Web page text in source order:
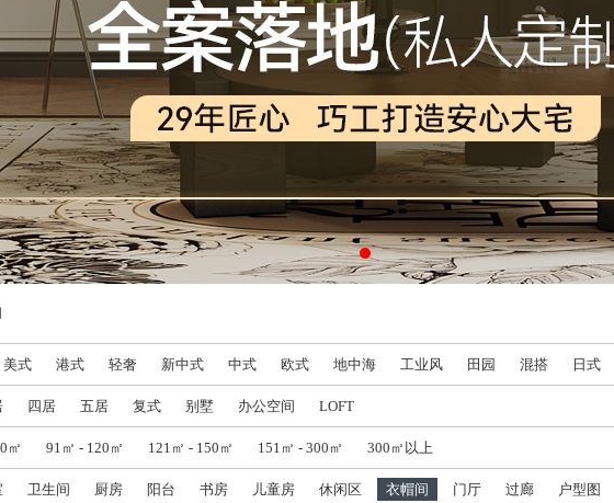
美式 港式 轻奢 新中式 中式 欧式 地中海 工业风 田园 混搭 日式
四居 五居 复式 别墅 办公空间 LOFT
㎡ 91㎡ - 120㎡ 121㎡ - 150㎡ 151㎡ - 300㎡ 300㎡以上
卫生间 厨房 阳台 书房 儿童房 休闲区 衣帽间 门厅 过廊 户型图